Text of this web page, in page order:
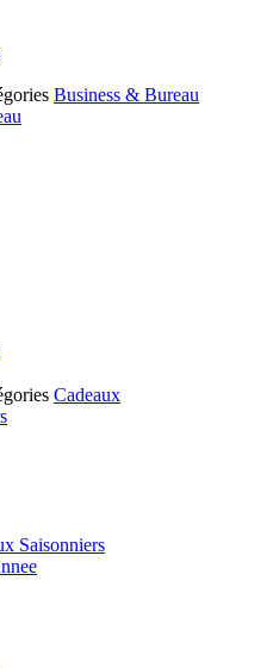
Business & Bureau
Cadeaux
Saisonniers